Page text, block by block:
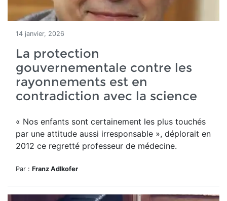
14 janvier, 2026
La protection
gouvernementale contre les
rayonnements est en
contradiction avec la science
« Nos enfants sont certainement les plus touchés
par une attitude aussi irresponsable », déplorait en
2012 ce regretté professeur de médecine.
Par : Franz Adlkofer